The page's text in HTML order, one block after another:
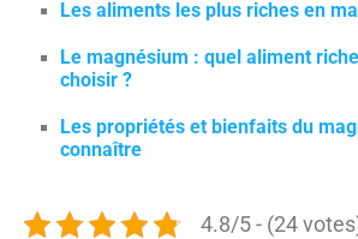
Les aliments les plus riches en
Le magnésium : quel aliment
choisir ?
Les propriétés et bienfaits du
connaître
4.8/5 - (24